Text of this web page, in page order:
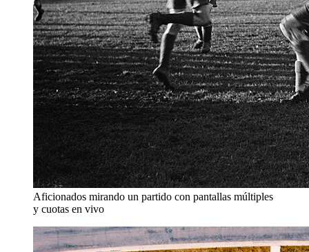
Aficionados mirando un partido con pantallas múltiples
y cuotas en vivo